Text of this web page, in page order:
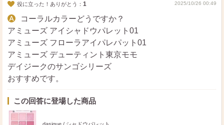
役に立った！ありがとう： 1 2025/10/26 00:49
コーラルカラーどうですか？
アミューズ アイシャドウパレット01
アミューズ フローラアイパレパット01
アミューズ デューティント東京モモ
デイジークのサンゴシリーズ
おすすめです。
この回答に登場した商品